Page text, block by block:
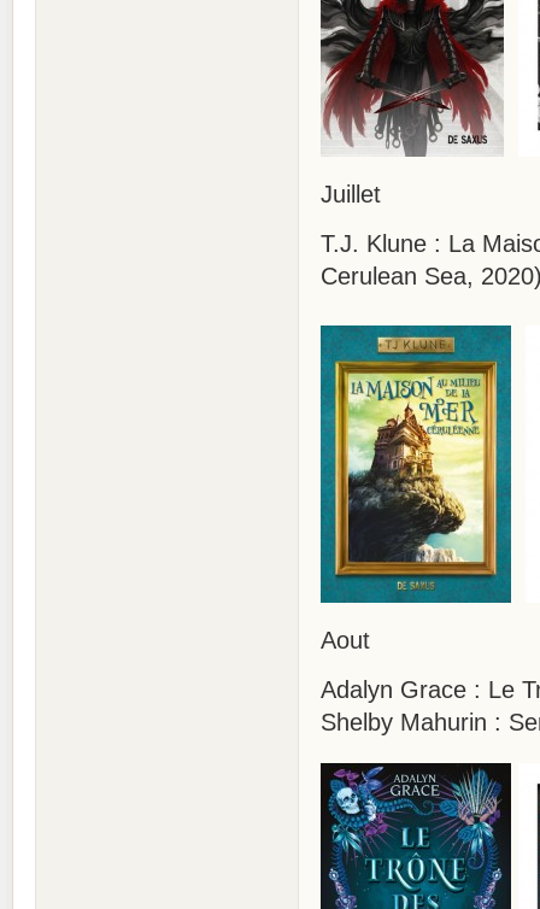
Juillet
T.J. Klune : La
Cerulean Sea,
Aout
Adalyn Grace : Le
Shelby Mahurin :